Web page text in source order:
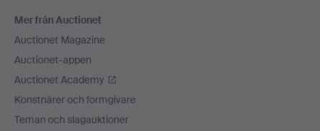
Mer från Auctionet
Auctionet Magazine
Auctionet-appen
Auctionet Academy
Konstnärer och formgivare
Teman och slagauktioner